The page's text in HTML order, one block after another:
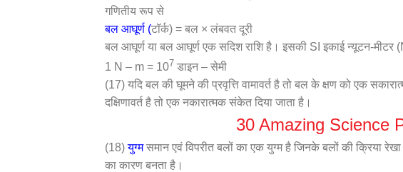
गणितीय रूप से
बल आघूर्ण (टॉर्क) = बल × लंबवत दूरी
बल आघूर्ण या बल आघूर्ण एक सदिश राशि है। इसकी SI इकाई न्यूटन-
1 N – m = 107 डाइन – सेमी
(17) यदि बल की घूमने की प्रवृत्ति वामावर्त है तो बल के क्षण को एक
दक्षिणावर्त है तो एक नकारात्मक संकेत दिया जाता है।
30 Amazing Science
(18)युग्मसमान एवं विपरीत बलों का एक युग्म है जिनके बलों की क्रिया
का कारण बनता है।